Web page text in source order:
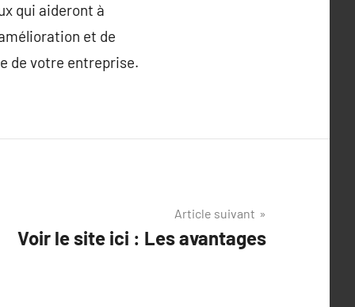
qui aideront à
et de
de votre entreprise.
Article suivant
Voir le site ici : Les avantages